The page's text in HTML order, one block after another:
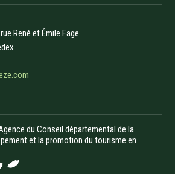
René et Émile Fage
du Conseil départemental de la
et la promotion du tourisme en